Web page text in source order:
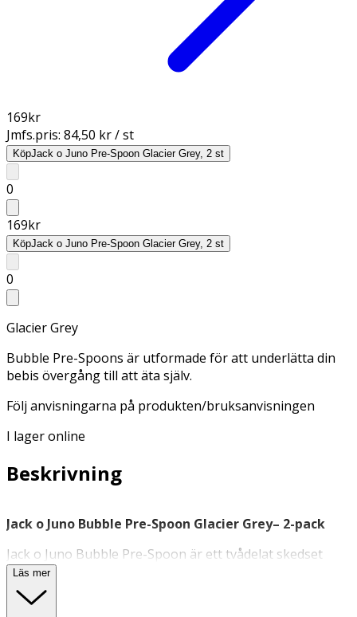
169kr
Jmfs.pris: 84,50 kr / st
KöpJack o Juno Pre-Spoon Glacier Grey, 2 st
0
169kr
KöpJack o Juno Pre-Spoon Glacier Grey, 2 st
0
Glacier Grey
Bubble Pre-Spoons är utformade för att underlätta din
bebis övergång till att äta själv.
Följ anvisningarna på produkten/bruksanvisningen
I lager online
Beskrivning
Jack o Juno Bubble Pre-Spoon Glacier Grey– 2-pack
Jack o Juno Bubble Pre-Spoon är ett tvådelat skedset
utformat för att underlätta små barns första steg mot att
äta själva. Setet innehåller två skedar i olika steg: Steg 1
har en slät, solid topp som passar för tunnare puréer,
Läs mer